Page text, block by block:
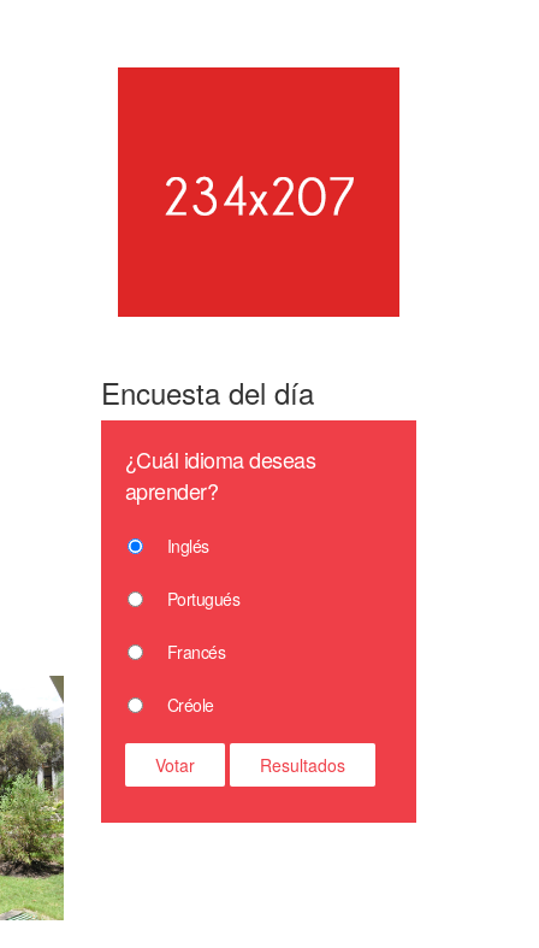
Encuesta del día
¿Cuál idioma deseas
aprender?
Inglés
Portugués
Francés
Créole